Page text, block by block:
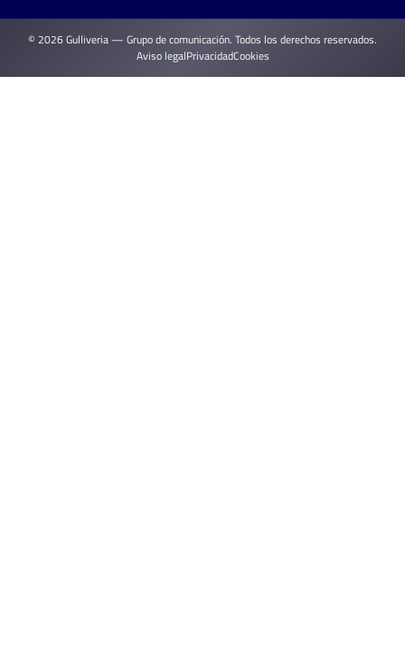
© 2026 Gulliveria — Grupo de comunicación. Todos los derechos reservados.
Aviso legalPrivacidadCookies